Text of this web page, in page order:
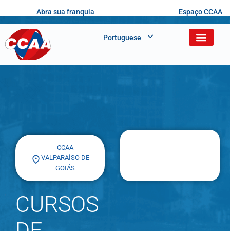
Abra sua franquia Espaço CCAA
Portuguese
CCAA
VALPARAÍSO DE
GOIÁS
CURSOS